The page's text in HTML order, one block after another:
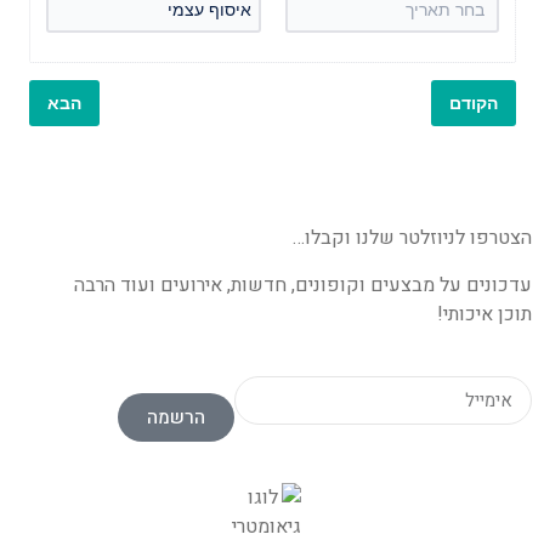
הקודם הבא
הצטרפו לניוזלטר שלנו וקבלו…
עדכונים על מבצעים וקופונים, חדשות, אירועים ועוד הרבה
תוכן איכותי!
הרשמה